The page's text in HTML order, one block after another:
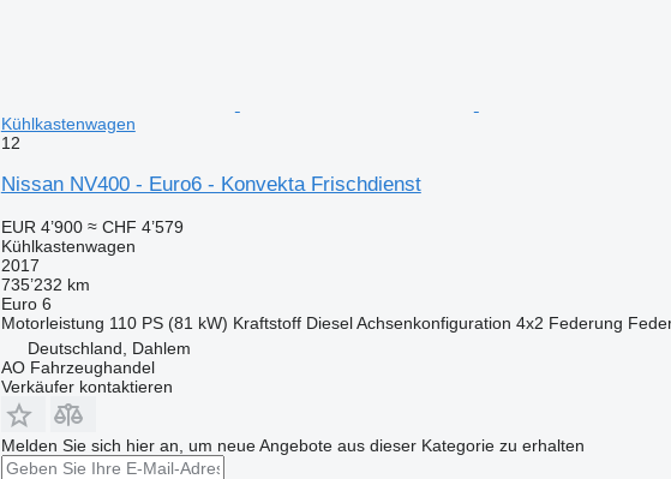
Kühlkastenwagen
12
Nissan NV400 - Euro6 - Konvekta Frischdienst
EUR 4’900 ≈ CHF 4’579
Kühlkastenwagen
2017
735’232 km
Euro 6
Motorleistung 110 PS (81 kW) Kraftstoff Diesel Achsenkonfiguration 4x2 Federung
Deutschland, Dahlem
AO Fahrzeughandel
Verkäufer kontaktieren
Melden Sie sich hier an, um neue Angebote aus dieser Kategorie zu erhalten